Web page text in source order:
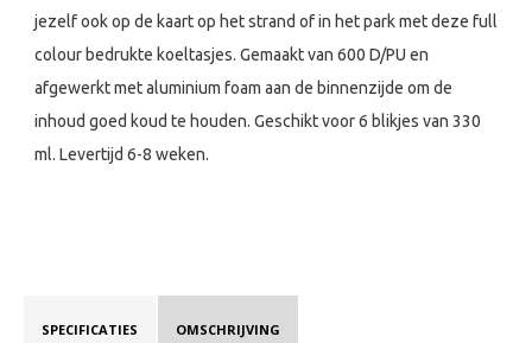
jezelf ook op de kaart op het strand of in het park met deze full
colour bedrukte koeltasjes. Gemaakt van 600 D/PU en
afgewerkt met aluminium foam aan de binnenzijde om de
inhoud goed koud te houden. Geschikt voor 6 blikjes van 330
ml. Levertijd 6-8 weken.
SPECIFICATIES OMSCHRIJVING